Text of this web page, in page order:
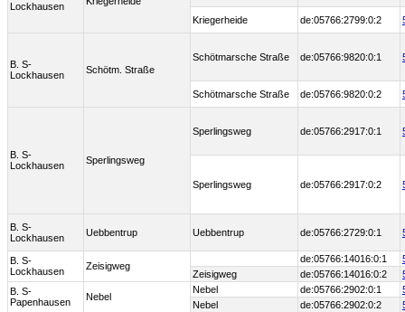
Lockhausen
Kriegerheide de:05766:2799:0:2
B. S-
Lockhausen
Schötm. Straße
Schötmarsche Straße de:05766:9820:0:1
Schötmarsche Straße de:05766:9820:0:2
B. S-
Lockhausen
Sperlingsweg
Sperlingsweg de:05766:2917:0:1
Sperlingsweg de:05766:2917:0:2
B. S-
Lockhausen
Uebbentrup Uebbentrup de:05766:2729:0:1
B. S-
Lockhausen
Zeisigweg
de:05766:14016:0:1
Zeisigweg
de:05766:14016:0:2
B. S-
Papenhausen
Nebel
Nebel de:05766:2902:0:1
Nebel
de:05766:2902:0:2